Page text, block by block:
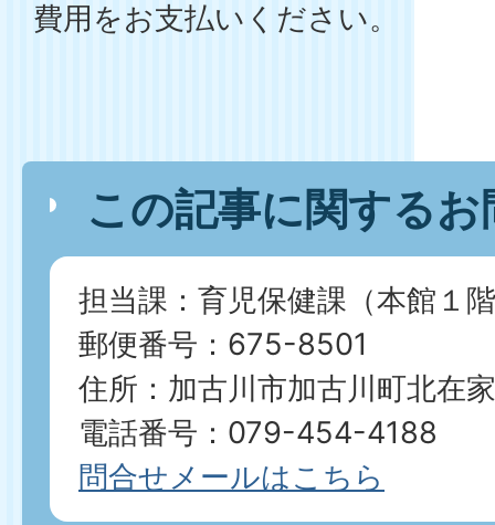
費用をお支払いください。
この記事に関する
担当課：育児保健課（本館１
郵便番号：675-8501
住所：加古川市加古川町北在
電話番号：079-454-4188
問合せメールはこちら